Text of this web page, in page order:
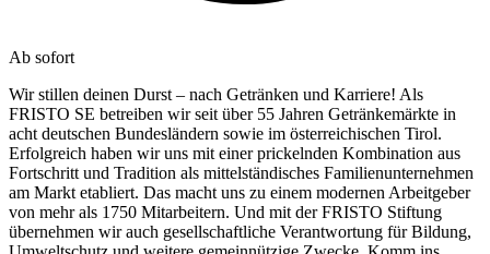
Ab sofort
Wir stillen deinen Durst – nach Getränken und Karriere! Als
FRISTO SE betreiben wir seit über 55 Jahren Getränkemärkte in
acht deutschen Bundesländern sowie im österreichischen Tirol.
Erfolgreich haben wir uns mit einer prickelnden Kombination aus
Fortschritt und Tradition als mittelständisches Familienunternehmen
am Markt etabliert. Das macht uns zu einem modernen Arbeitgeber
von mehr als 1750 Mitarbeitern. Und mit der FRISTO Stiftung
übernehmen wir auch gesellschaftliche Verantwortung für Bildung,